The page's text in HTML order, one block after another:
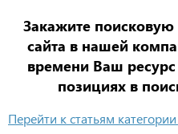
Закажите
сайта в нашей
времени Ваш
позициях в
Перейти к статьям